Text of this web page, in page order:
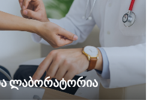
ლაბორატორია